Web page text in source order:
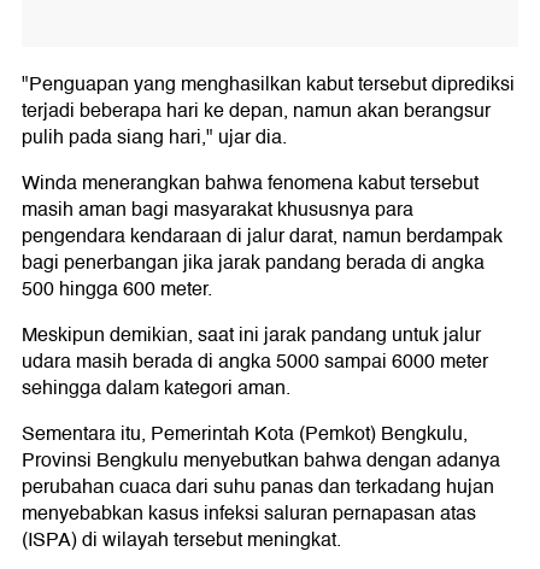
"Penguapan yang menghasilkan kabut tersebut diprediksi
terjadi beberapa hari ke depan, namun akan berangsur
pulih pada siang hari," ujar dia.
Winda menerangkan bahwa fenomena kabut tersebut
masih aman bagi masyarakat khususnya para
pengendara kendaraan di jalur darat, namun berdampak
bagi penerbangan jika jarak pandang berada di angka
500 hingga 600 meter.
Meskipun demikian, saat ini jarak pandang untuk jalur
udara masih berada di angka 5000 sampai 6000 meter
sehingga dalam kategori aman.
Sementara itu, Pemerintah Kota (Pemkot) Bengkulu,
Provinsi Bengkulu menyebutkan bahwa dengan adanya
perubahan cuaca dari suhu panas dan terkadang hujan
menyebabkan kasus infeksi saluran pernapasan atas
(ISPA) di wilayah tersebut meningkat.